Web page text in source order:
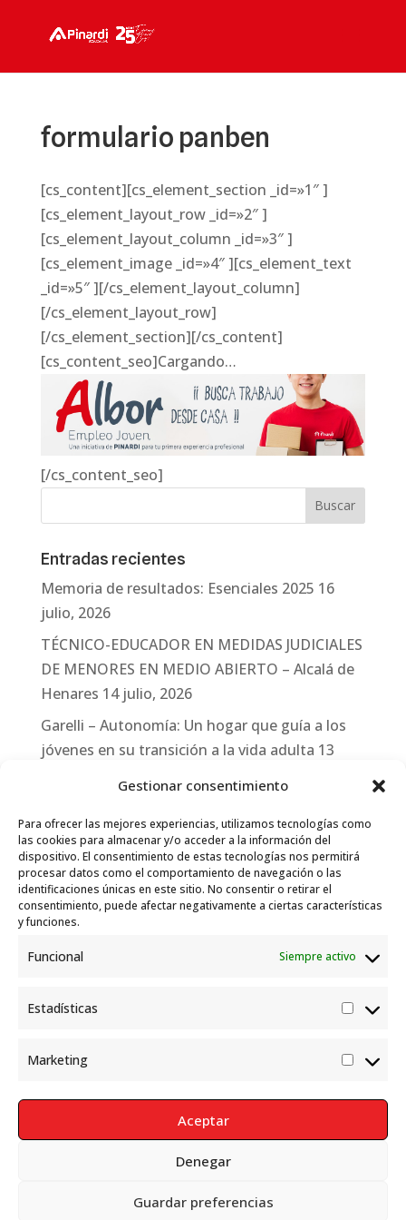
Gestionar consentimiento
Para ofrecer las mejores experiencias, utilizamos tecnologías como
las cookies para almacenar y/o acceder a la información del
dispositivo. El consentimiento de estas tecnologías nos permitirá
procesar datos como el comportamiento de navegación o las
identificaciones únicas en este sitio. No consentir o retirar el
consentimiento, puede afectar negativamente a ciertas características
y funciones.
Funcional Siempre activo
Estadísticas
Marketing
Aceptar
Denegar
Guardar preferencias
formulario panben
[cs_content][cs_element_section _id=»1″ ]
[cs_element_layout_row _id=»2″ ]
[cs_element_layout_column _id=»3″ ]
[cs_element_image _id=»4″ ][cs_element_text
_id=»5″ ][/cs_element_layout_column]
[/cs_element_layout_row]
[/cs_element_section][/cs_content]
[cs_content_seo]Cargando…
[/cs_content_seo]
Entradas recientes
Memoria de resultados: Esenciales 2025 16
julio, 2026
TÉCNICO-EDUCADOR EN MEDIDAS JUDICIALES
DE MENORES EN MEDIO ABIERTO – Alcalá de
Henares 14 julio, 2026
Garelli – Autonomía: Un hogar que guía a los
jóvenes en su transición a la vida adulta 13
Garelli-Refugio: Acciones de empleo en el
marco del Sistema de Acogida de Protección
Internacional 10 julio, 2026
Política de Privacidad